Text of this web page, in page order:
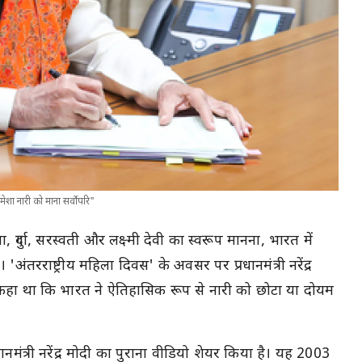
नारी को माना सर्वोपरि"
सरस्वती और लक्ष्मी देवी का स्वरूप मानना, भारत में
महिला दिवस' के अवसर पर प्रधानमंत्री नरेंद्र
था कि भारत ने ऐतिहासिक रूप से नारी को छोटा या दोयम
नरेंद्र मोदी का पुराना वीडियो शेयर किया है। यह 2003